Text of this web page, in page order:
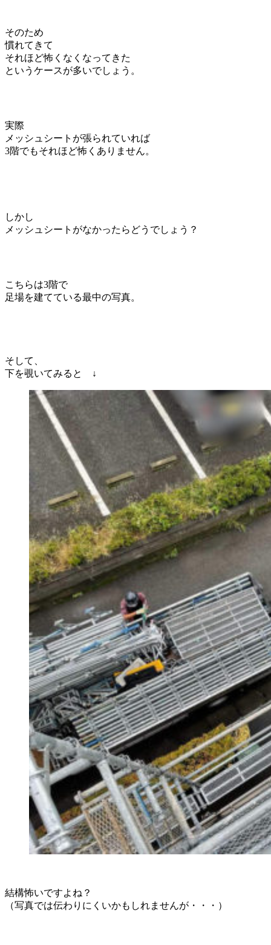
そのため
慣れてきて
それほど怖くなくなってきた
というケースが多いでしょう。
実際
メッシュシートが張られていれば
3階でもそれほど怖くありません。
しかし
メッシュシートがなかったらどうでしょう？
こちらは3階で
足場を建てている最中の写真。
そして、
下を覗いてみると ↓
結構怖いですよね？
（写真では伝わりにくいかもしれませんが・・・）